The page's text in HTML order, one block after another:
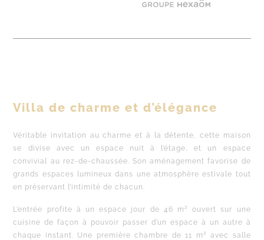
Villa de charme et d’élégance
Véritable invitation au charme et à la détente, cette maison
se divise avec un espace nuit à l’étage, et un espace
convivial au rez-de-chaussée. Son aménagement favorise de
grands espaces lumineux dans une atmosphère estivale tout
en préservant l’intimité de chacun.
L’entrée profite à un espace jour de 46 m² ouvert sur une
cuisine de façon à pouvoir passer d’un espace à un autre à
chaque instant. Une première chambre de 11 m² avec salle